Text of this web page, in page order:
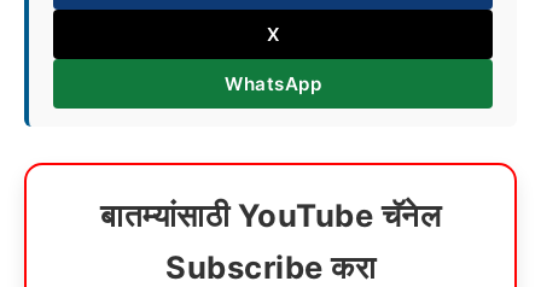
X
WhatsApp
बातम्यांसाठी YouTube चॅनेल
Subscribe करा